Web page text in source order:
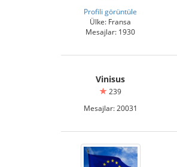
Profili görüntüle
Ülke: Fransa
Mesajlar: 1930
Vinisus
239
Mesajlar: 20031